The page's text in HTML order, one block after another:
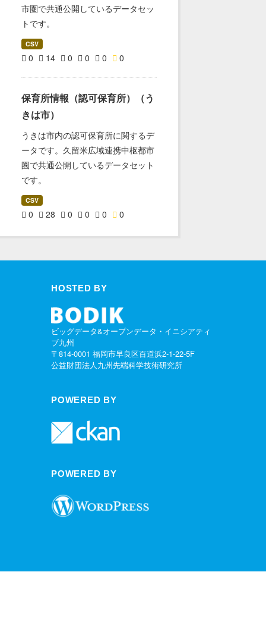
市圏で共通公開しているデータセッ
トです。
CSV
0 14 0 0 0 0
保育所情報（認可保育所）（う
きは市）
うきは市内の認可保育所に関するデ
ータです。久留米広域連携中枢都市
圏で共通公開しているデータセット
です。
CSV
0 28 0 0 0 0
HOSTED BY
ビッグデータ&オープンデータ・イニシアティ
ブ九州
〒814-0001 福岡市早良区百道浜2-1-22-5F
公益財団法人九州先端科学技術研究所
POWERED BY
POWERED BY